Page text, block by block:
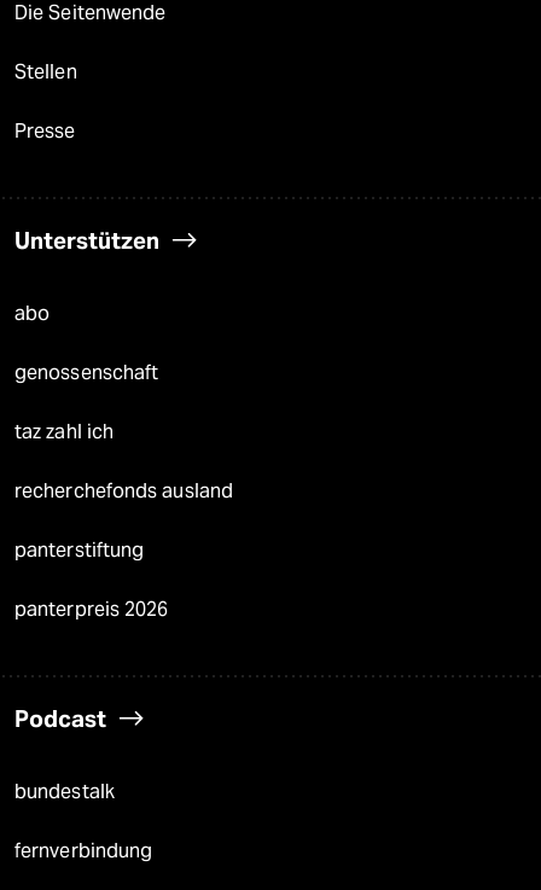
Die Seitenwende
Stellen
Presse
Unterstützen
abo
genossenschaft
taz zahl ich
recherchefonds ausland
panterstiftung
panterpreis 2026
Podcast
bundestalk
fernverbindung